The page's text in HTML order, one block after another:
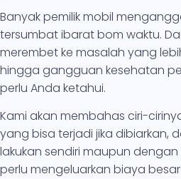
Banyak pemilik mobil
tersumbat ibarat bom waktu.
merembet ke masalah yang
hingga gangguan kesehatan
perlu Anda ketahui.
Kami akan membahas ciri-
yang bisa terjadi jika dibiarkan,
lakukan sendiri maupun
perlu mengeluarkan biaya